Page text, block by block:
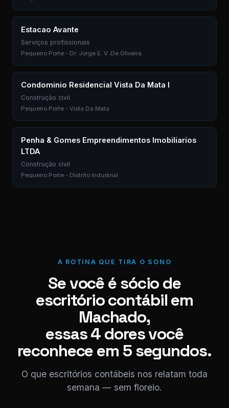
Estacao Avante
Serviços profissionais
Pequeno Porte - Dr. Jorge E. V. De Oliveira
Condominio Residencial Vista Da Mata I
Construção civil
Pequeno Porte - Vista Da Mata
Penha & Gomes Empreendimentos Imobiliarios
LTDA
Construção civil
Pequeno Porte - Distrito Industrial
A ROTINA QUE TIRA O SONO
Se você é sócio de
escritório contábil em
Machado,
essas 4 dores você
reconhece em 5 segundos.
O que escritórios contábeis nos relatam toda
semana — sem floreio.